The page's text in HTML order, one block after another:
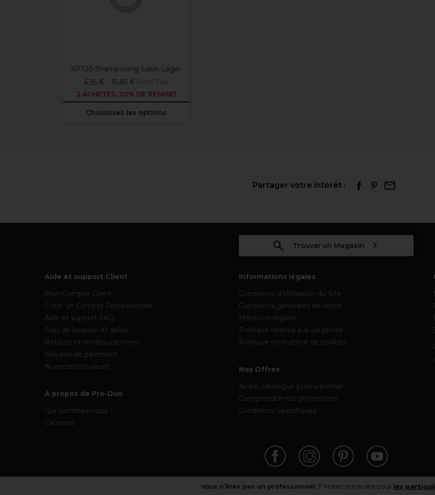
XP100 Shampooing Salon Léger
6,95 € - 35,85 € Hors TVA
2 ACHETÉS, 20% DE REMISE!
Choisissez les options
Partager votre intérêt :
Trouver un Magasin
Aide et support Client
Mon Compte Client
Créer un Compte Professionnel
Aide et support FAQ
Frais de livraison et délais
Retours et remboursement
Moyens de paiement
Nuanciers couleurs
À propos de Pro-Duo
Qui sommes-nous ?
Carrières
Informations légales
Conditions d’Utilisation du Site
Conditions générales de vente
Mentions légales
Politique relative à la vie privée
Politique en matière de cookies
Nos Offres
Notre catalogue promotionnel
Comprendre nos promotions
Conditions Spécifiques
Vous n’êtes pas un professionnel ? Visitez notre site pour les